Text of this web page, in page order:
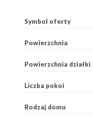
Symbol oferty
Powierzchnia
Powierzchnia działki
Liczba pokoi
Rodzaj domu